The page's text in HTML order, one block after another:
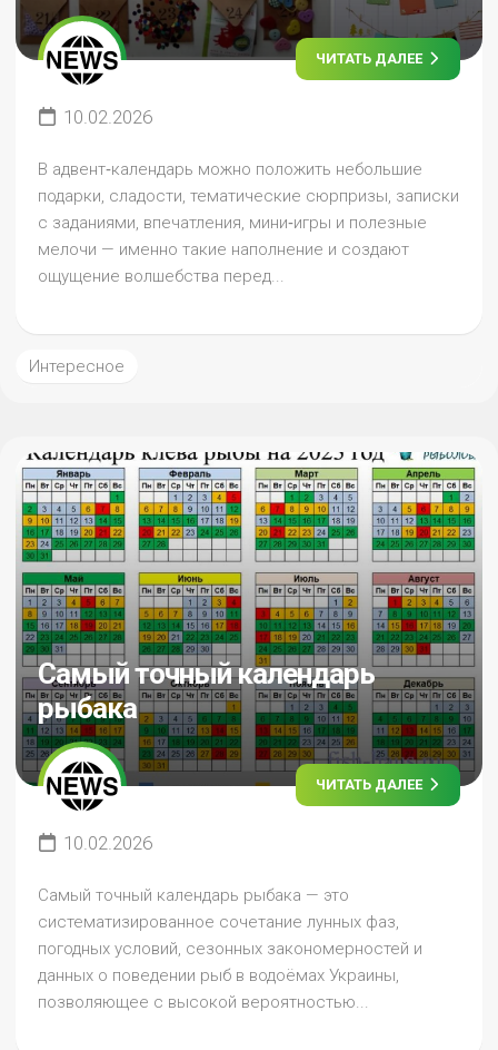
ЧИТАТЬ ДАЛЕЕ
10.02.2026
В адвент‑календарь можно положить небольшие
подарки, сладости, тематические сюрпризы, записки
с заданиями, впечатления, мини‑игры и полезные
мелочи — именно такие наполнение и создают
ощущение волшебства перед...
Интересное
Самый точный календарь
рыбака
ЧИТАТЬ ДАЛЕЕ
10.02.2026
Самый точный календарь рыбака — это
систематизированное сочетание лунных фаз,
погодных условий, сезонных закономерностей и
данных о поведении рыб в водоёмах Украины,
позволяющее с высокой вероятностью...